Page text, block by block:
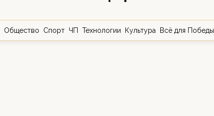
Общество Спорт ЧП Технологии Культура Всё для Победы